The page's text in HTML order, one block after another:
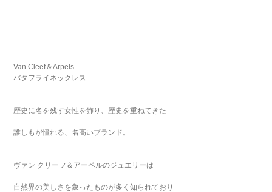
Van Cleef＆Arpels
バタフライネックレス
歴史に名を残す女性を飾り、歴史を重ねてきた
誰しもが憧れる、名高いブランド。
ヴァン クリーフ＆アーペルのジュエリーは
自然界の美しさを象ったものが多く知られており